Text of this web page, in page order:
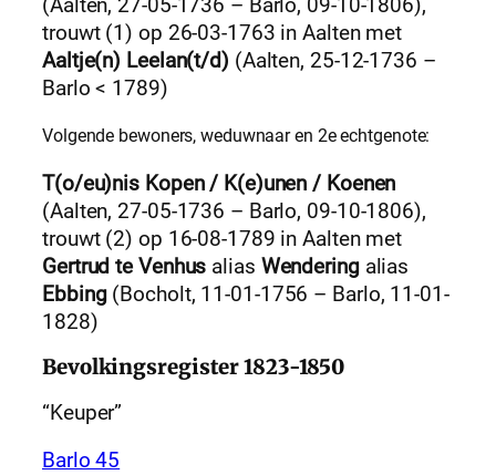
(Aalten, 27-05-1736 – Barlo, 09-10-1806),
trouwt (1) op 26-03-1763 in Aalten met
Aaltje(n) Leelan(t/d) (Aalten, 25-12-1736 –
Barlo < 1789)
Volgende bewoners, weduwnaar en 2e echtgenote:
T(o/eu)nis Kopen / K(e)unen / Koenen
(Aalten, 27-05-1736 – Barlo, 09-10-1806),
trouwt (2) op 16-08-1789 in Aalten met
Gertrud te Venhus alias Wenderingalias
Ebbing(Bocholt, 11-01-1756 – Barlo, 11-01-
1828)
Bevolkingsregister 1823-1850
“Keuper”
Barlo 45